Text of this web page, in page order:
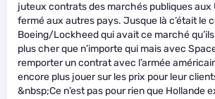
juteux contrats des marchés publiques aux
fermé aux autres pays. Jusque là c’était le
Boeing/Lockheed qui avait ce marché
plus cher que n’importe qui mais avec
remporter un contrat avec l’armée
encore plus jouer sur les prix pour leur
&nbsp;Ce n’est pas pour rien que Hollande